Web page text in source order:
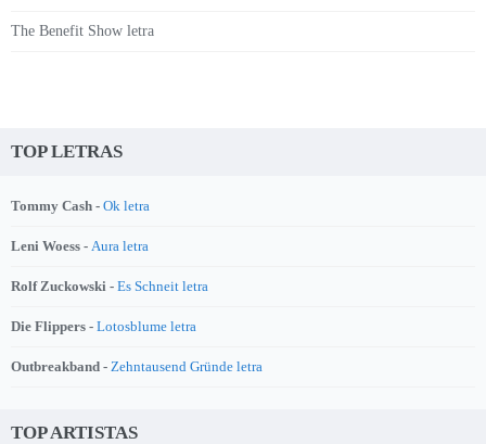
The Benefit Show letra
TOP LETRAS
Tommy Cash - Ok letra
Leni Woess - Aura letra
Rolf Zuckowski - Es Schneit letra
Die Flippers - Lotosblume letra
Outbreakband - Zehntausend Gründe letra
TOP ARTISTAS